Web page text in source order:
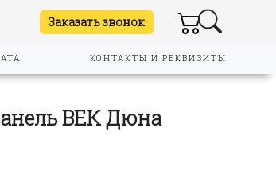
Заказать звонок
КОНТАКТЫ И РЕКВИЗИТЫ
ВЕК Дюна